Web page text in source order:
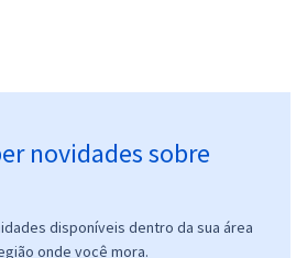
novidades sobre
disponíveis dentro da sua área
onde você mora.